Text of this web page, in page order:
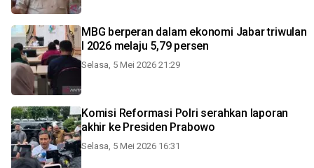
MBG berperan dalam ekonomi Jabar triwulan
I 2026 melaju 5,79 persen
Selasa, 5 Mei 2026 21:29
Komisi Reformasi Polri serahkan laporan
akhir ke Presiden Prabowo
Selasa, 5 Mei 2026 16:31